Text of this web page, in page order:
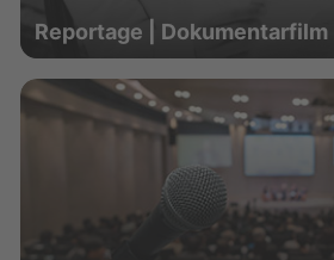
Reportage | Dokumentarfilm